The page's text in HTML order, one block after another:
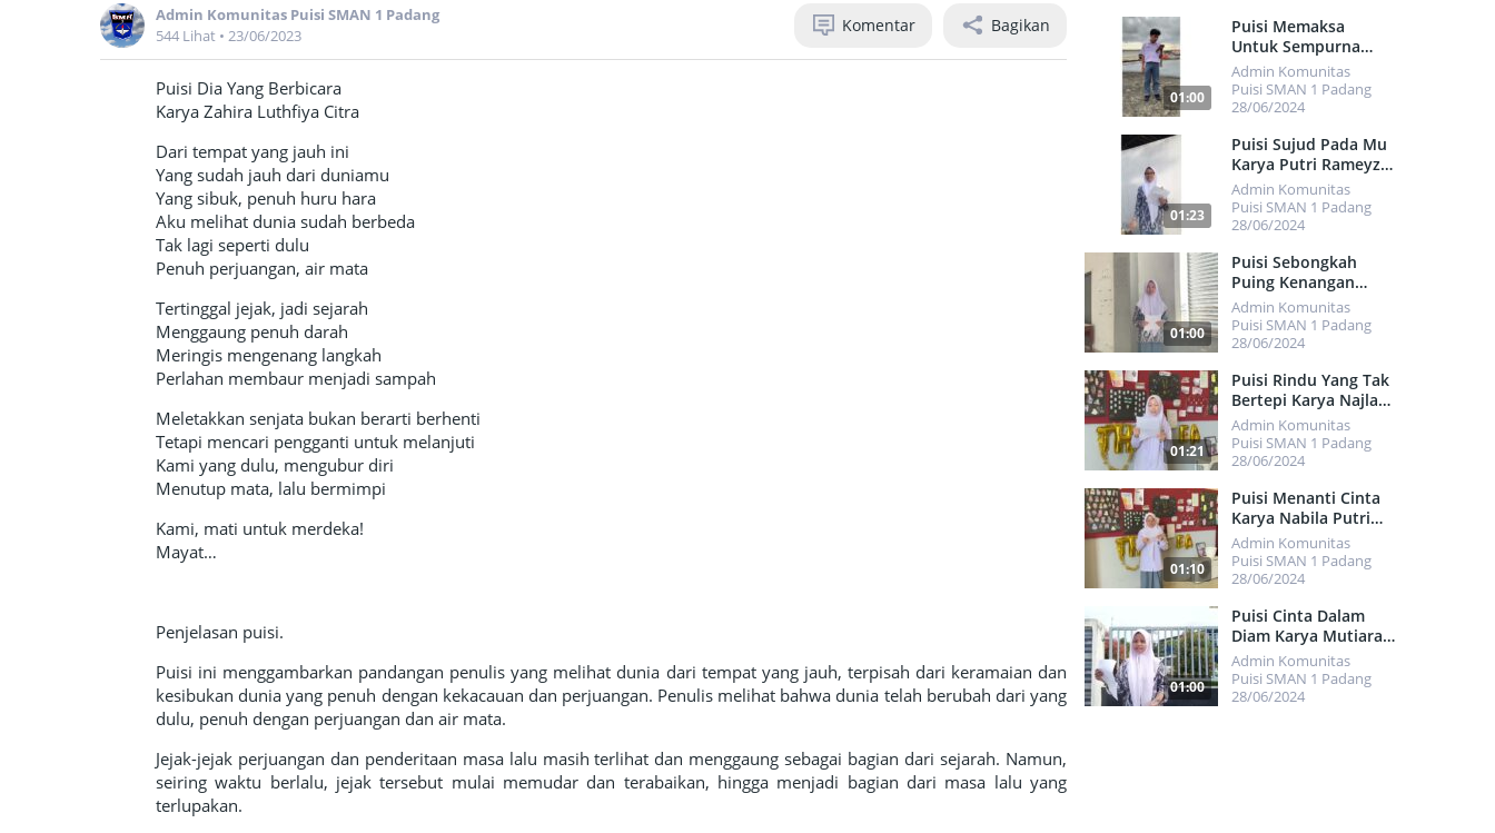
Admin Komunitas Puisi SMAN 1 Padang
544 Lihat • 23/06/2023 Komentar Bagikan
Puisi Dia Yang Berbicara
Karya Zahira Luthfiya Citra
Dari tempat yang jauh ini
Yang sudah jauh dari duniamu
Yang sibuk, penuh huru hara
Aku melihat dunia sudah berbeda
Tak lagi seperti dulu
Penuh perjuangan, air mata
Tertinggal jejak, jadi sejarah
Menggaung penuh darah
Meringis mengenang langkah
Perlahan membaur menjadi sampah
Meletakkan senjata bukan berarti berhenti
Tetapi mencari pengganti untuk melanjuti
Kami yang dulu, mengubur diri
Menutup mata, lalu bermimpi
Kami, mati untuk merdeka!
Mayat…
Penjelasan puisi.
Puisi ini menggambarkan pandangan penulis yang melihat dunia dari tempat yang jauh, terpisah dari keramaian dan
kesibukan dunia yang penuh dengan kekacauan dan perjuangan. Penulis melihat bahwa dunia telah berubah dari yang
dulu, penuh dengan perjuangan dan air mata.
Jejak-jejak perjuangan dan penderitaan masa lalu masih terlihat dan menggaung sebagai bagian dari sejarah. Namun,
seiring waktu berlalu, jejak tersebut mulai memudar dan terabaikan, hingga menjadi bagian dari masa lalu yang
terlupakan.
491
461
01:00
Puisi Memaksa
Untuk Sempurna
Karya Rafasha
Alvarez Santiaki
Admin Komunitas
Puisi SMAN 1 Padang
28/06/2024
506
01:23
Puisi Sujud Pada Mu
Karya Putri Rameyza
Alya
Admin Komunitas
Puisi SMAN 1 Padang
28/06/2024
486
01:00
Puisi Sebongkah
Puing Kenangan
Karya Patricia
Fawwazah Putri
Fernando
Admin Komunitas
Puisi SMAN 1 Padang
28/06/2024
505
01:21
Puisi Rindu Yang Tak
Bertepi Karya Najla
Alifah Rahsya
Admin Komunitas
Puisi SMAN 1 Padang
28/06/2024
01:10
Puisi Menanti Cinta
Karya Nabila Putri
Ziyandri
Admin Komunitas
Puisi SMAN 1 Padang
28/06/2024
01:00
Puisi Cinta Dalam
Diam Karya Mutiara
Rhamadani Anadra
Admin Komunitas
Puisi SMAN 1 Padang
28/06/2024